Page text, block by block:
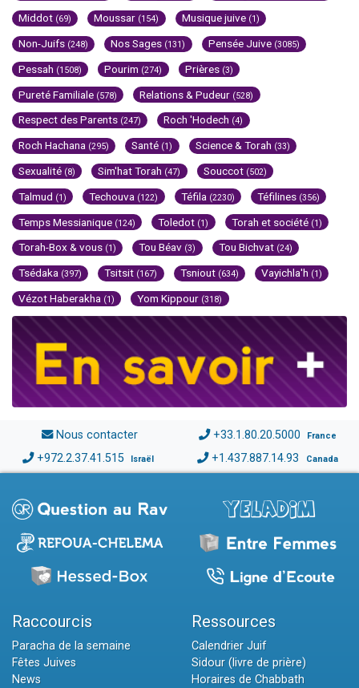
Middot (69) Moussar (154) Musique juive (1)
Non-Juifs (248) Nos Sages (131) Pensée Juive (3085)
Pessah (1508) Pourim (274) Prières (3)
Pureté Familiale (578) Relations & Pudeur (528)
Respect des Parents (247) Roch 'Hodech (4)
Roch Hachana (295) Santé (1) Science & Torah (33)
Sexualité (8) Sim'hat Torah (47) Souccot (502)
Talmud (1) Techouva (122) Téfila (2230) Téfilines (356)
Temps Messianique (124) Toledot (1) Torah et société (1)
Torah-Box & vous (1) Tou Béav (3) Tou Bichvat (24)
Tsédaka (397) Tsitsit (167) Tsniout (634) Vayichla'h (1)
Vézot Haberakha (1) Yom Kippour (318)
Nous contacter +33.1.80.20.5000 France
+972.2.37.41.515 Israël +1.437.887.14.93 Canada
Raccourcis
Paracha de la semaine
Fêtes Juives
News
Ressources
Calendrier Juif
Sidour (livre de prière)
Horaires de Chabbath